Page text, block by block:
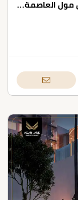
محل تجاري بمساحة 58 متر مربع ازدان مول العاصمة الإدارية